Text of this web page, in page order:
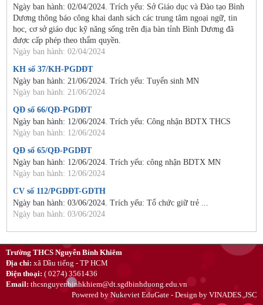
Ngày ban hành: 02/04/2024. Trích yếu: Sở Giáo dục và Đào tạo Bình
Dương thông báo công khai danh sách các trung tâm ngoại ngữ, tin
học, cơ sở giáo dục kỹ năng sống trên địa bàn tỉnh Bình Dương đã
được cấp phép theo thẩm quyền.
Ngày ban hành: 02/04/2024
KH số 37/KH-PGDĐT
Ngày ban hành: 21/06/2024. Trích yếu: Tuyển sinh MN
Ngày ban hành: 21/06/2024
QĐ số 66/QĐ-PGDĐT
Ngày ban hành: 12/06/2024. Trích yếu: Công nhận BDTX THCS
Ngày ban hành: 12/06/2024
QĐ số 65/QĐ-PGDĐT
Ngày ban hành: 12/06/2024. Trích yếu: công nhận BDTX MN
Ngày ban hành: 12/06/2024
CV số 112/PGDĐT-GDTH
Ngày ban hành: 03/06/2024. Trích yếu: Tổ chức giữ trẻ ...
Ngày ban hành: 03/06/2024
Trường THCS Nguyễn Bỉnh Khiêm
Địa chỉ: xã Dầu tiếng - TP HCM
Điện thoại: ( 0274) 3561436
Email: thcsnguyenbinhkhiem@dt.sgdbinhduong.edu.vn
Powered by Nukeviet EduGate - Design by VINADES.,JSC